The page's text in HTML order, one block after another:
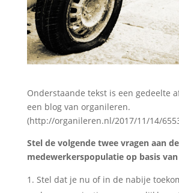
Onderstaande tekst is een gedeelte
een blog van organileren.
(http://organileren.nl/2017/11/14/
Stel de volgende twee vragen aan
medewerkerspopulatie op basis
Stel dat je nu of in de nabije